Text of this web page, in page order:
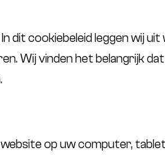
dit cookiebeleid leggen wij
Wij vinden het belangrijk
op uw computer,